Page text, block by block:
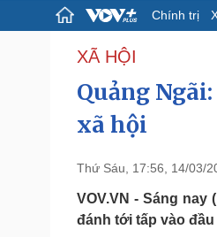
Chính trị
Chính trị
Tổ chức nhân sự
Quốc hội
Nhận diện sự thật
Pháp luật
Vụ án
XÃ HỘI
Quảng
xã hội
Thứ Sáu, 17:56, 14/03/
VOV.VN - Sáng
đánh tới tấp vào